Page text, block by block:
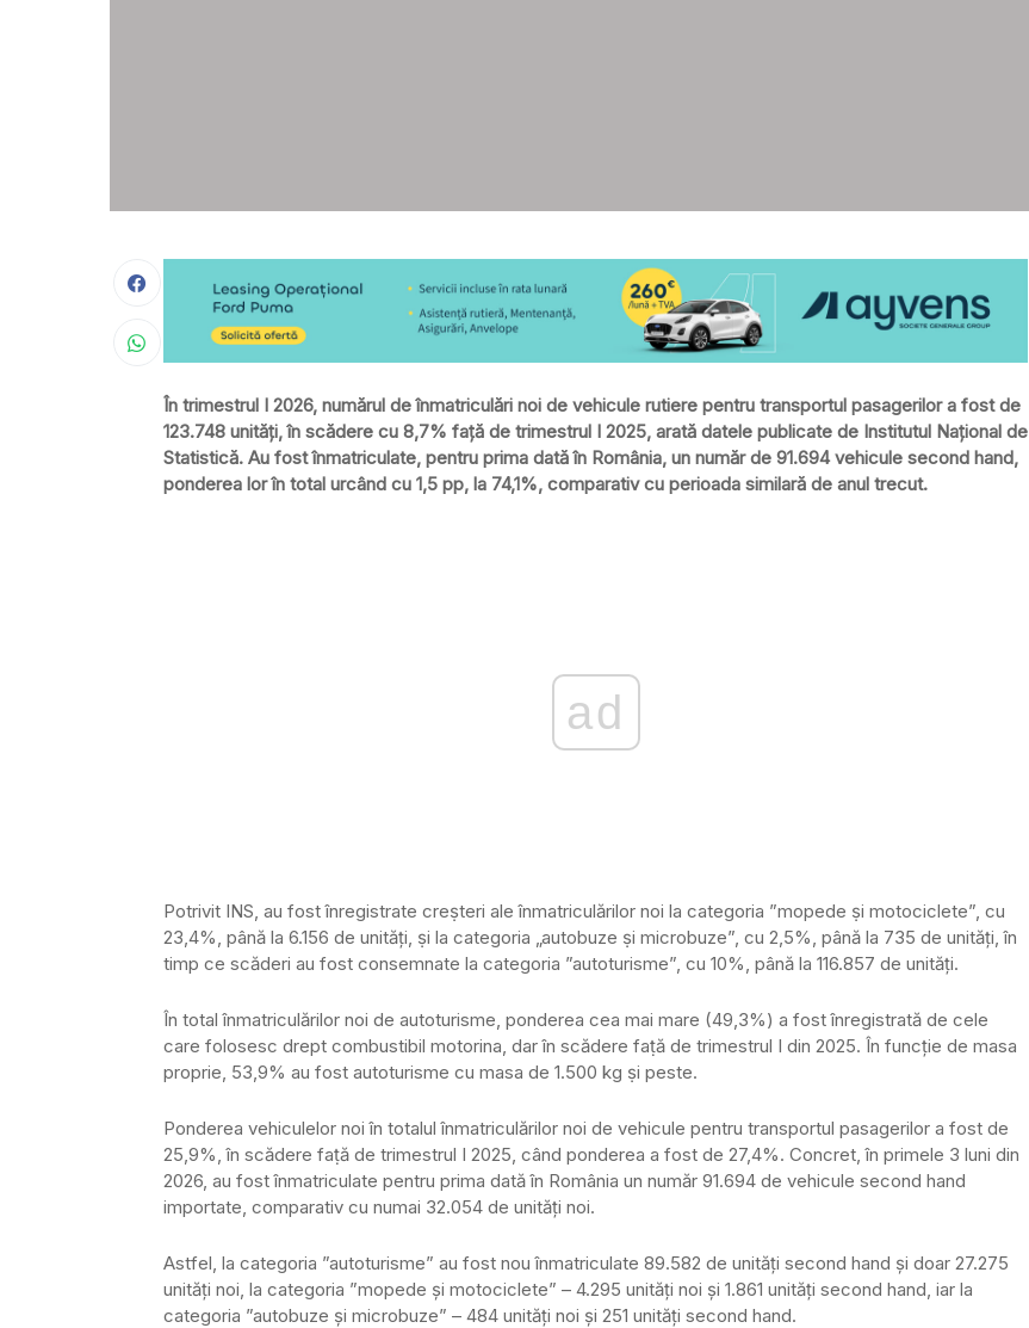
În trimestrul I 2026, numărul de înmatriculări noi de vehicule rutiere pentru transportul pasagerilor a fost de
123.748 unități, în scădere cu 8,7% faţă de trimestrul I 2025, arată datele publicate de Institutul Național de
Statistică. Au fost înmatriculate, pentru prima dată în România, un număr de 91.694 vehicule second hand,
ponderea lor în total urcând cu 1,5 pp, la 74,1%, comparativ cu perioada similară de anul trecut.
ad
Potrivit INS, au fost înregistrate creṣteri ale înmatriculărilor noi la categoria ”mopede ṣi motociclete”, cu
23,4%, până la 6.156 de unități, ṣi la categoria „autobuze ṣi microbuze”, cu 2,5%, până la 735 de unități, în
timp ce scăderi au fost consemnate la categoria ”autoturisme”, cu 10%, până la 116.857 de unități.
În total înmatriculărilor noi de autoturisme, ponderea cea mai mare (49,3%) a fost înregistrată de cele
care folosesc drept combustibil motorina, dar în scădere faṭă de trimestrul I din 2025. În funcţie de masa
proprie, 53,9% au fost autoturisme cu masa de 1.500 kg ṣi peste.
Ponderea vehiculelor noi în totalul înmatriculărilor noi de vehicule pentru transportul pasagerilor a fost de
25,9%, în scădere faṭă de trimestrul I 2025, când ponderea a fost de 27,4%. Concret, în primele 3 luni din
2026, au fost înmatriculate pentru prima dată în România un număr 91.694 de vehicule second hand
importate, comparativ cu numai 32.054 de unități noi.
Astfel, la categoria ”autoturisme” au fost nou înmatriculate 89.582 de unități second hand și doar 27.275
unități noi, la categoria ”mopede şi motociclete” – 4.295 unități noi și 1.861 unități second hand, iar la
categoria ”autobuze şi microbuze” – 484 unități noi și 251 unități second hand.